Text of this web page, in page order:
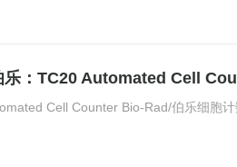
乐：TC20 Automated Cell
Cell Counter Bio-Rad/伯乐细胞计